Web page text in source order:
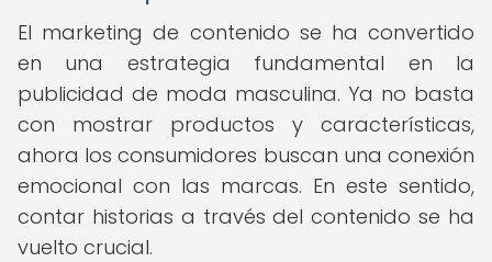
El marketing de contenido se ha convertido
en una estrategia fundamental en la
publicidad de moda masculina. Ya no basta
con mostrar productos y características,
ahora los consumidores buscan una conexión
emocional con las marcas. En este sentido,
contar historias a través del contenido se ha
vuelto crucial.